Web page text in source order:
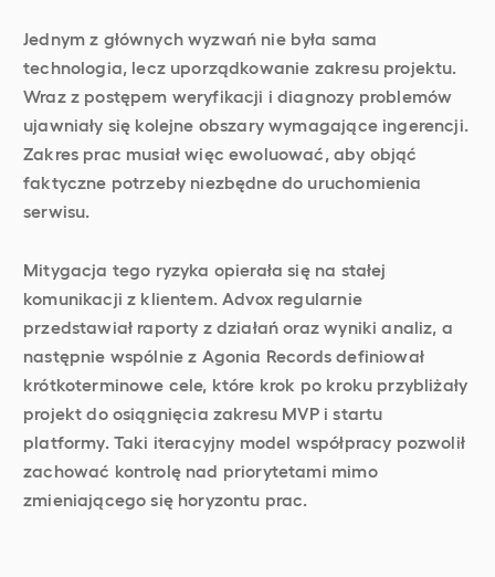
Jednym z głównych wyzwań nie była sama
technologia, lecz uporządkowanie zakresu projektu.
Wraz z postępem weryfikacji i diagnozy problemów
ujawniały się kolejne obszary wymagające ingerencji.
Zakres prac musiał więc ewoluować, aby objąć
faktyczne potrzeby niezbędne do uruchomienia
serwisu.
Mitygacja tego ryzyka opierała się na stałej
komunikacji z klientem. Advox regularnie
przedstawiał raporty z działań oraz wyniki analiz, a
następnie wspólnie z Agonia Records definiował
krótkoterminowe cele, które krok po kroku przybliżały
projekt do osiągnięcia zakresu MVP i startu
platformy. Taki iteracyjny model współpracy pozwolił
zachować kontrolę nad priorytetami mimo
zmieniającego się horyzontu prac.